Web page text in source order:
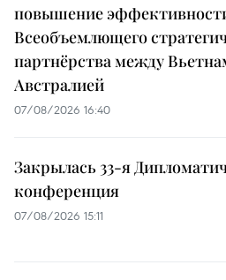
повышение
Всеобъемлющего
партнёрства между
Австралией
07/08/2026 16:40
Закрылась 33-я
конференция
07/08/2026 15:11